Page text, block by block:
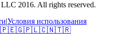
2016. All rights reserved.
|Условия использования
🇪🇬🇵🇱🇨🇳🇹🇷